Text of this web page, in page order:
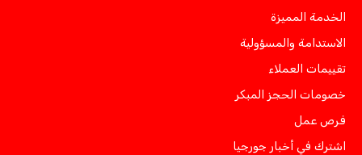
الخدمة المميزة
الاستدامة والمسؤولية
تقييمات العملاء
خصومات الحجز المبكر
فرص عمل
اشترك في أخبار جورجيا